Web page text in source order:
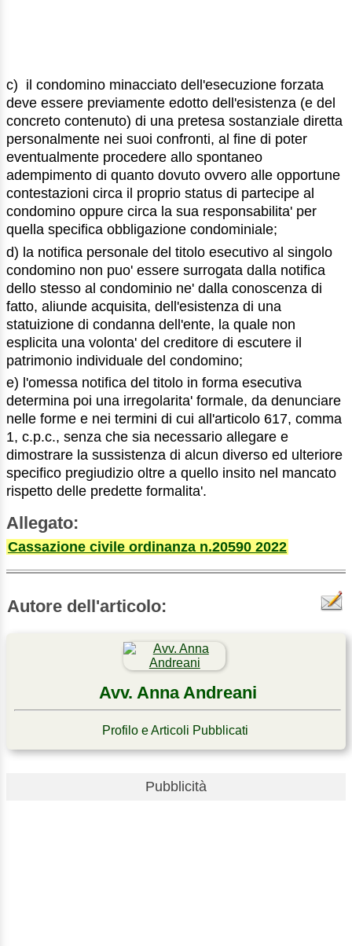
c) il condomino minacciato dell'esecuzione forzata
deve essere previamente edotto dell'esistenza (e del
concreto contenuto) di una pretesa sostanziale diretta
personalmente nei suoi confronti, al fine di poter
eventualmente procedere allo spontaneo
adempimento di quanto dovuto ovvero alle opportune
contestazioni circa il proprio status di partecipe al
condomino oppure circa la sua responsabilita' per
quella specifica obbligazione condominiale;
d) la notifica personale del titolo esecutivo al singolo
condomino non puo' essere surrogata dalla notifica
dello stesso al condominio ne' dalla conoscenza di
fatto, aliunde acquisita, dell'esistenza di una
statuizione di condanna dell'ente, la quale non
esplicita una volonta' del creditore di escutere il
patrimonio individuale del condomino;
e) l'omessa notifica del titolo in forma esecutiva
determina poi una irregolarita' formale, da denunciare
nelle forme e nei termini di cui all'articolo 617, comma
1, c.p.c., senza che sia necessario allegare e
dimostrare la sussistenza di alcun diverso ed ulteriore
specifico pregiudizio oltre a quello insito nel mancato
rispetto delle predette formalita'.
Allegato:
Cassazione civile ordinanza n.20590 2022
Autore dell'articolo:
Avv. Anna Andreani
Profilo e Articoli Pubblicati
Pubblicità